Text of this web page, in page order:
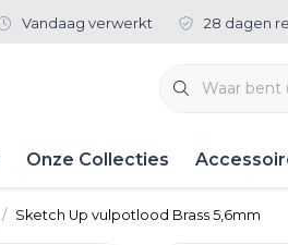
Vandaag verwerkt 28 dagen
Onze Collecties
Sketch Up vulpotlood Brass 5,6mm